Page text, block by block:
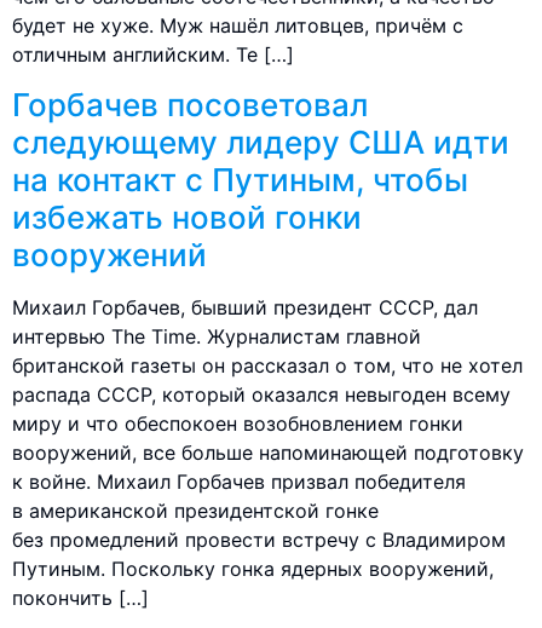
будет не хуже. Муж нашёл литовцев, причём с
отличным английским. Те […]
Горбачев посоветовал
следующему лидеру США идти
на контакт с Путиным, чтобы
избежать новой гонки
вооружений
Михаил Горбачев, бывший президент СССР, дал
интервью The Time. Журналистам главной
британской газеты он рассказал о том, что не хотел
распада СССР, который оказался невыгоден всему
миру и что обеспокоен возобновлением гонки
вооружений, все больше напоминающей подготовку
к войне. Михаил Горбачев призвал победителя
в американской президентской гонке
без промедлений провести встречу с Владимиром
Путиным. Поскольку гонка ядерных вооружений,
покончить […]